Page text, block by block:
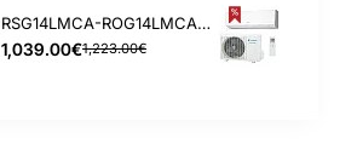
RSG14LMCA-ROG14LMCA Fuji Electric 4.0/5.0 kW kondicionierius
1,039.00€1,223.00€